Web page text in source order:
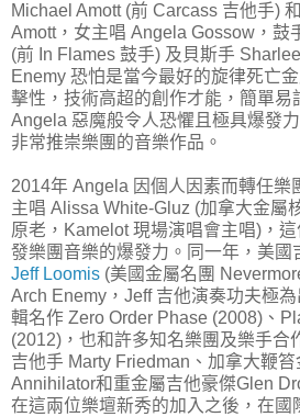
Michael Amott (前 Carcass 吉他手)
Amott，女主唱 Angela Gossow，鼓
(前 In Flames 鼓手) 及貝斯手
Enemy 恐怕是當今最好的旋律死亡
擊性，技術高超的創作才能，簡單易
Angela 惡魔般令人恐懼且極具爆發
非常推崇樂團的音樂作品。
2014年 Angela 因個人因素而轉任樂
主唱 Alissa White-Gluz (加拿大金屬
原老，Kamelot 現場演唱會主唱)，
發樂團音樂的爆發力。同一年，美國
Jeff Loomis (美國金屬名團
Arch Enemy，Jeff 吉他演奏功夫極
輯名作 Zero Order Phase (2008)、
(2012)，也和許多知名樂團及樂手合
吉他手 Marty Friedman、加拿大鞭笞
Annihilator和重金屬吉他豪傑Glen
在這兩位樂壇新秀的加入之後，在國